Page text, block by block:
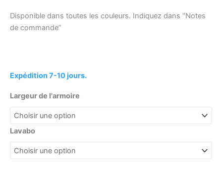
Disponible dans toutes les couleurs. Indiquez dans “Notes
de commande”
Expédition 7-10 jours.
Largeur de l'armoire
Lavabo